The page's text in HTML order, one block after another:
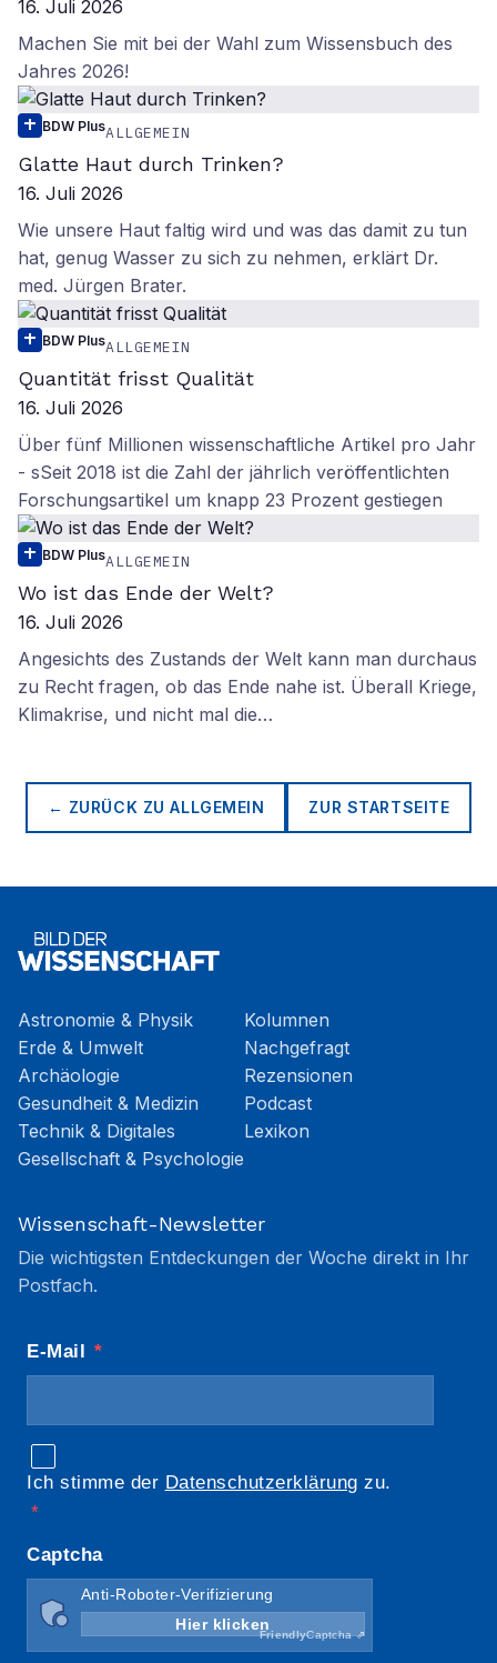
16. Juli 2026
Machen Sie mit bei der Wahl zum Wissensbuch des
Jahres 2026!
BDW PlusALLGEMEIN
Glatte Haut durch Trinken?
16. Juli 2026
Wie unsere Haut faltig wird und was das damit zu tun
hat, genug Wasser zu sich zu nehmen, erklärt Dr.
med. Jürgen Brater.
BDW PlusALLGEMEIN
Quantität frisst Qualität
16. Juli 2026
Über fünf Millionen wissenschaftliche Artikel pro Jahr
- sSeit 2018 ist die Zahl der jährlich veröffentlichten
Forschungsartikel um knapp 23 Prozent gestiegen
BDW PlusALLGEMEIN
Wo ist das Ende der Welt?
16. Juli 2026
Angesichts des Zustands der Welt kann man durchaus
zu Recht fragen, ob das Ende nahe ist. Überall Kriege,
Klimakrise, und nicht mal die…
← ZURÜCK ZUALLGEMEIN ZUR STARTSEITE
Astronomie & Physik
Erde & Umwelt
Archäologie
Gesundheit & Medizin
Technik & Digitales
Gesellschaft & Psychologie
Kolumnen
Nachgefragt
Rezensionen
Podcast
Lexikon
Wissenschaft-Newsletter
Die wichtigsten Entdeckungen der Woche direkt in Ihr
Postfach.